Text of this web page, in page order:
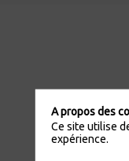
A propos des
Ce site utilise
expérience.